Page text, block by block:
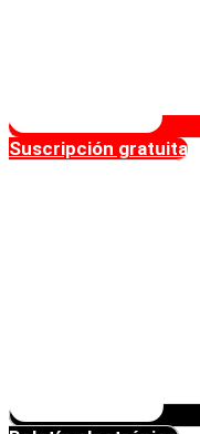
Suscripción gratuita